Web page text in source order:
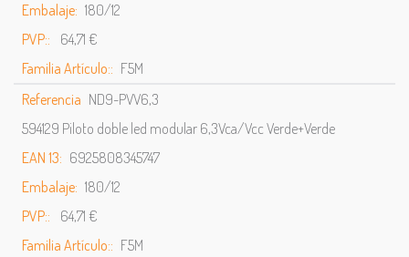
Embalaje: 180/12
PVP::
64,71 €
Familia Artículo:: F5M
Referencia ND9-PVV6,3
594129 Piloto doble led modular 6,3Vca/Vcc Verde+Verde
EAN 13: 6925808345747
Embalaje: 180/12
PVP::
64,71 €
Familia Artículo:: F5M